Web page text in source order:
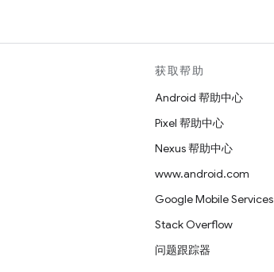
获取帮助
Android 帮助中心
Pixel 帮助中心
Nexus 帮助中心
www.android.com
Google Mobile Services
Stack Overflow
问题跟踪器